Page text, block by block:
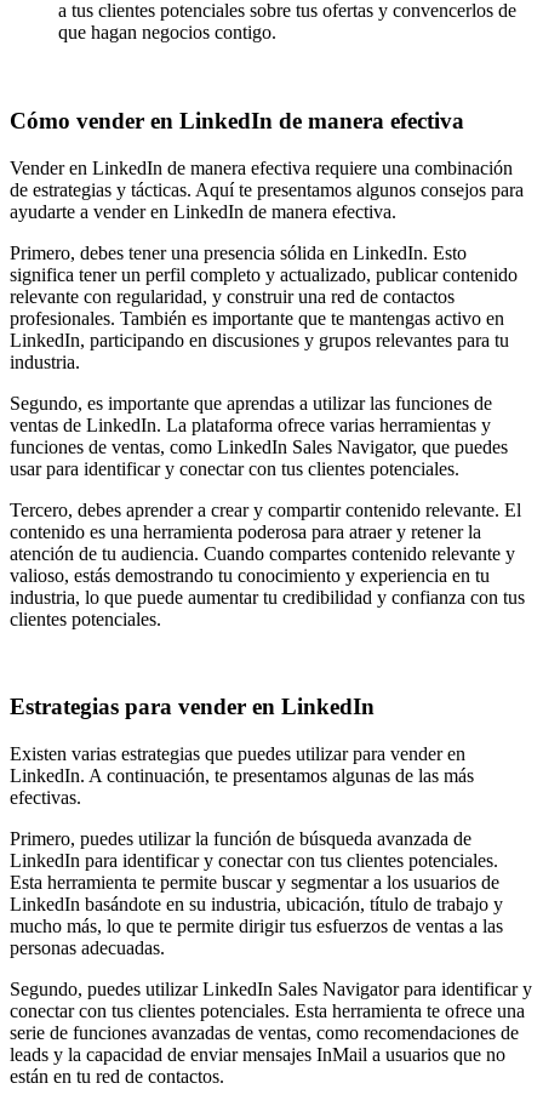
a tus clientes potenciales sobre tus ofertas y convencerlos de
que hagan negocios contigo.
Cómo vender en LinkedIn de manera efectiva
Vender en LinkedIn de manera efectiva requiere una combinación
de estrategias y tácticas. Aquí te presentamos algunos consejos para
ayudarte a vender en LinkedIn de manera efectiva.
Primero, debes tener una presencia sólida en LinkedIn. Esto
significa tener un perfil completo y actualizado, publicar contenido
relevante con regularidad, y construir una red de contactos
profesionales. También es importante que te mantengas activo en
LinkedIn, participando en discusiones y grupos relevantes para tu
industria.
Segundo, es importante que aprendas a utilizar las funciones de
ventas de LinkedIn. La plataforma ofrece varias herramientas y
funciones de ventas, como LinkedIn Sales Navigator, que puedes
usar para identificar y conectar con tus clientes potenciales.
Tercero, debes aprender a crear y compartir contenido relevante. El
contenido es una herramienta poderosa para atraer y retener la
atención de tu audiencia. Cuando compartes contenido relevante y
valioso, estás demostrando tu conocimiento y experiencia en tu
industria, lo que puede aumentar tu credibilidad y confianza con tus
clientes potenciales.
Estrategias para vender en LinkedIn
Existen varias estrategias que puedes utilizar para vender en
LinkedIn. A continuación, te presentamos algunas de las más
efectivas.
Primero, puedes utilizar la función de búsqueda avanzada de
LinkedIn para identificar y conectar con tus clientes potenciales.
Esta herramienta te permite buscar y segmentar a los usuarios de
LinkedIn basándote en su industria, ubicación, título de trabajo y
mucho más, lo que te permite dirigir tus esfuerzos de ventas a las
personas adecuadas.
Segundo, puedes utilizar LinkedIn Sales Navigator para identificar y
conectar con tus clientes potenciales. Esta herramienta te ofrece una
serie de funciones avanzadas de ventas, como recomendaciones de
leads y la capacidad de enviar mensajes InMail a usuarios que no
están en tu red de contactos.